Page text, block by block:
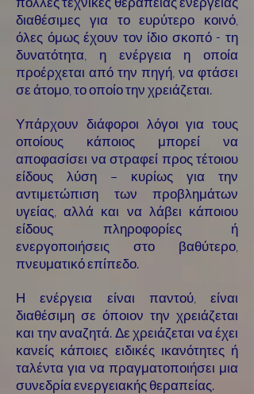
διαθέσιμες για το ευρύτερο κοινό,
όλες όμως έχουν τον ίδιο σκοπό - τη
δυνατότητα, η ενέργεια η οποία
προέρχεται από την πηγή, να φτάσει
σε άτομο, το οποίο την χρειάζεται.
Υπάρχουν διάφοροι λόγοι για τους
οποίους κάποιος μπορεί να
αποφασίσει να στραφεί προς τέτοιου
είδους λύση – κυρίως για την
αντιμετώπιση των προβλημάτων
υγείας, αλλά και να λάβει κάποιου
είδους πληροφορίες ή
ενεργοποιήσεις στο βαθύτερο,
πνευματικό επίπεδο.
Η ενέργεια είναι παντού, είναι
διαθέσιμη σε όποιον την χρειάζεται
και την αναζητά. Δε χρειάζεται να έχει
κανείς κάποιες ειδικές ικανότητες ή
ταλέντα για να πραγματοποιήσει μια
συνεδρία ενεργειακής θεραπείας.